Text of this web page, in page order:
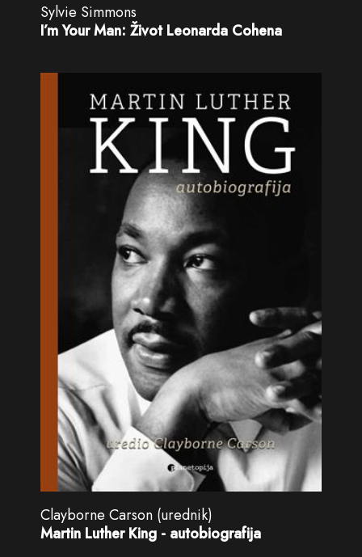
Sylvie Simmons
I’m Your Man: Život Leonarda Cohena
Clayborne Carson (urednik)
Martin Luther King - autobiografija